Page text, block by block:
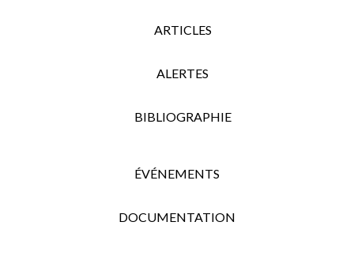
ARTICLES
ALERTES
BIBLIOGRAPHIE
ÉVÉNEMENTS
DOCUMENTATION